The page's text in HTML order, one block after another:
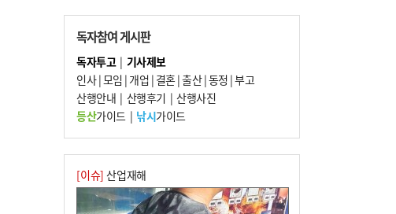
위는 지속
7
‘혐오표현’ 쓰면 지방공무원 최대 파면까지
중징계
8
부산 해운대구 아파트 14층서 불…실외기
과열 추정
10 김해시의회, 11일 544억 원 규모 민생지원
금 조례안 처리 주목
독자참여 게시판
독자투고| 기사제보
인사|모임 | 개업 | 결혼|출산|동정 |부고
산행안내 | 산행후기 | 산행사진
등산가이드| 낚시가이드
[이슈] 산업재해